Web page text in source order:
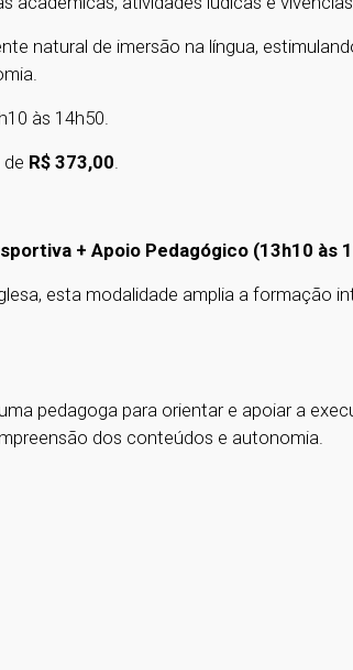
natural de imersão na língua,
às 14h50.
de R$ 373,00.
+ Apoio Pedagógico (13h10 às
esta modalidade amplia a formação
pedagoga para orientar e apoiar a
dos conteúdos e autonomia.